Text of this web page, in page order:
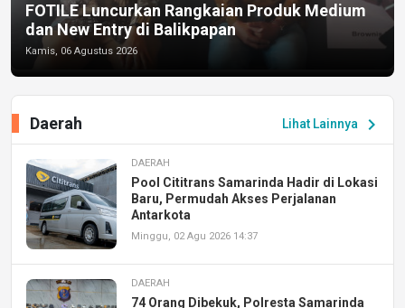
FOTILE Luncurkan Rangkaian Produk Medium
dan New Entry di Balikpapan
Kamis, 06 Agustus 2026
Lihat Lainnya chevron_right
Daerah
DAERAH
Pool Cititrans Samarinda Hadir di Lokasi
Baru, Permudah Akses Perjalanan
Antarkota
Minggu, 02 Agu 2026 14:37
DAERAH
74 Orang Dibekuk, Polresta Samarinda